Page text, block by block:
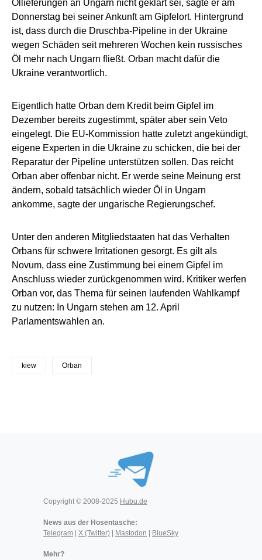
Öllieferungen an Ungarn nicht geklärt sei, sagte er am
Donnerstag bei seiner Ankunft am Gipfelort. Hintergrund
ist, dass durch die Druschba-Pipeline in der Ukraine
wegen Schäden seit mehreren Wochen kein russisches
Öl mehr nach Ungarn fließt. Orban macht dafür die
Ukraine verantwortlich.
Eigentlich hatte Orban dem Kredit beim Gipfel im
Dezember bereits zugestimmt, später aber sein Veto
eingelegt. Die EU-Kommission hatte zuletzt angekündigt,
eigene Experten in die Ukraine zu schicken, die bei der
Reparatur der Pipeline unterstützen sollen. Das reicht
Orban aber offenbar nicht. Er werde seine Meinung erst
ändern, sobald tatsächlich wieder Öl in Ungarn
ankomme, sagte der ungarische Regierungschef.
Unter den anderen Mitgliedstaaten hat das Verhalten
Orbans für schwere Irritationen gesorgt. Es gilt als
Novum, dass eine Zustimmung bei einem Gipfel im
Anschluss wieder zurückgenommen wird. Kritiker werfen
Orban vor, das Thema für seinen laufenden Wahlkampf
zu nutzen: In Ungarn stehen am 12. April
Parlamentswahlen an.
kiew Orban
Copyright © 2008-2025 Hubu.de
News aus der Hosentasche:
Telegram
X (Twitter) Mastodon BlueSky
Mehr?